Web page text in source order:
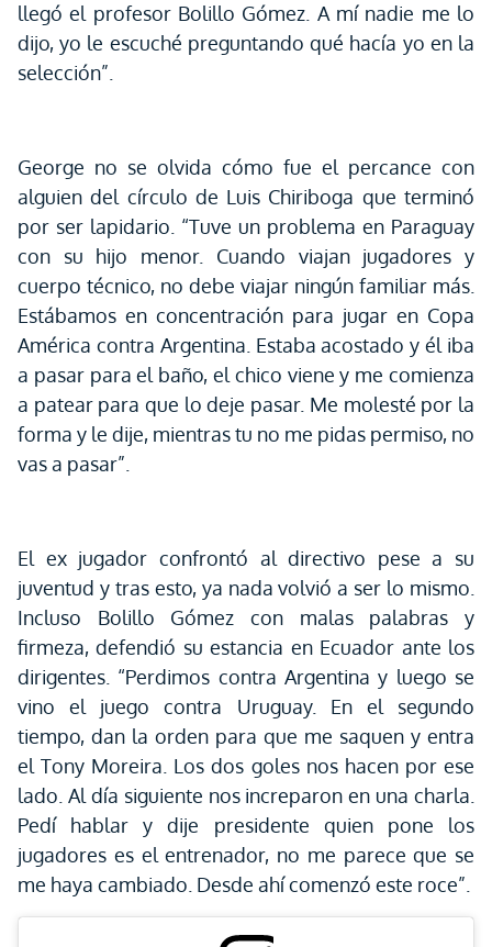
llegó el profesor Bolillo Gómez. A mí nadie me lo
dijo, yo le escuché preguntando qué hacía yo en la
selección”.
George no se olvida cómo fue el percance con
alguien del círculo de Luis Chiriboga que terminó
por ser lapidario. “Tuve un problema en Paraguay
con su hijo menor. Cuando viajan jugadores y
cuerpo técnico, no debe viajar ningún familiar más.
Estábamos en concentración para jugar en Copa
América contra Argentina. Estaba acostado y él iba
a pasar para el baño, el chico viene y me comienza
a patear para que lo deje pasar. Me molesté por la
forma y le dije, mientras tu no me pidas permiso, no
vas a pasar”.
El ex jugador confrontó al directivo pese a su
juventud y tras esto, ya nada volvió a ser lo mismo.
Incluso Bolillo Gómez con malas palabras y
firmeza, defendió su estancia en Ecuador ante los
dirigentes. “Perdimos contra Argentina y luego se
vino el juego contra Uruguay. En el segundo
tiempo, dan la orden para que me saquen y entra
el Tony Moreira. Los dos goles nos hacen por ese
lado. Al día siguiente nos increparon en una charla.
Pedí hablar y dije presidente quien pone los
jugadores es el entrenador, no me parece que se
me haya cambiado. Desde ahí comenzó este roce”.